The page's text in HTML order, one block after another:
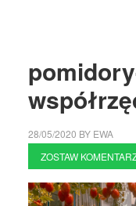
28/05/2020 BY EWA
ZOSTAW